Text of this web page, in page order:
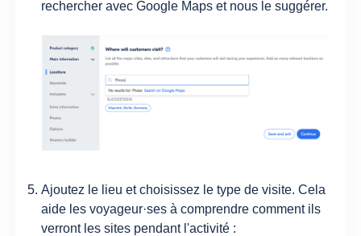
rechercher avec Google Maps et nous le suggérer.
Ajoutez le lieu et choisissez le type de visite. Cela
aide les voyageur·ses à comprendre comment ils
verront les sites pendant l'activité :